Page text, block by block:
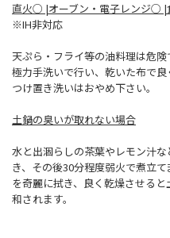
直火○ |オーブン・電子レンジ○
※IH非対応
天ぷら・フライ等の油料理は危
極力手洗いで行い、乾いた布で良
つけ置き洗いはおやめ下さい。
土鍋の臭いが取れない場合
水と出涸らしの茶葉やレモン汁
き、その後30分程度弱火で煮立
を奇麗に拭き、良く乾燥させる
和されます。